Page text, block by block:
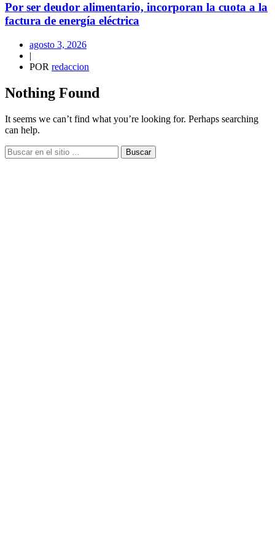
Por ser deudor alimentario, incorporan la cuota a la
factura de energía eléctrica
agosto 3, 2026
|
POR redaccion
Nothing Found
It seems we can’t find what you’re looking for. Perhaps searching
can help.
Buscar